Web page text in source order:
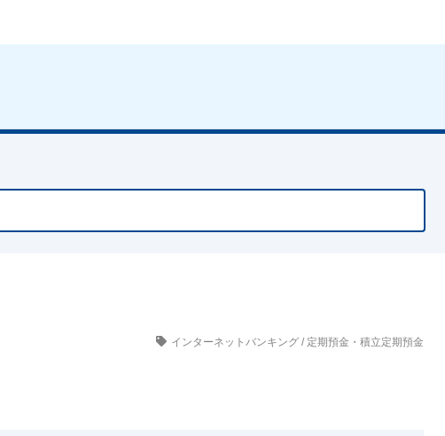
インターネットバンキング /定期預金・積立定期預金